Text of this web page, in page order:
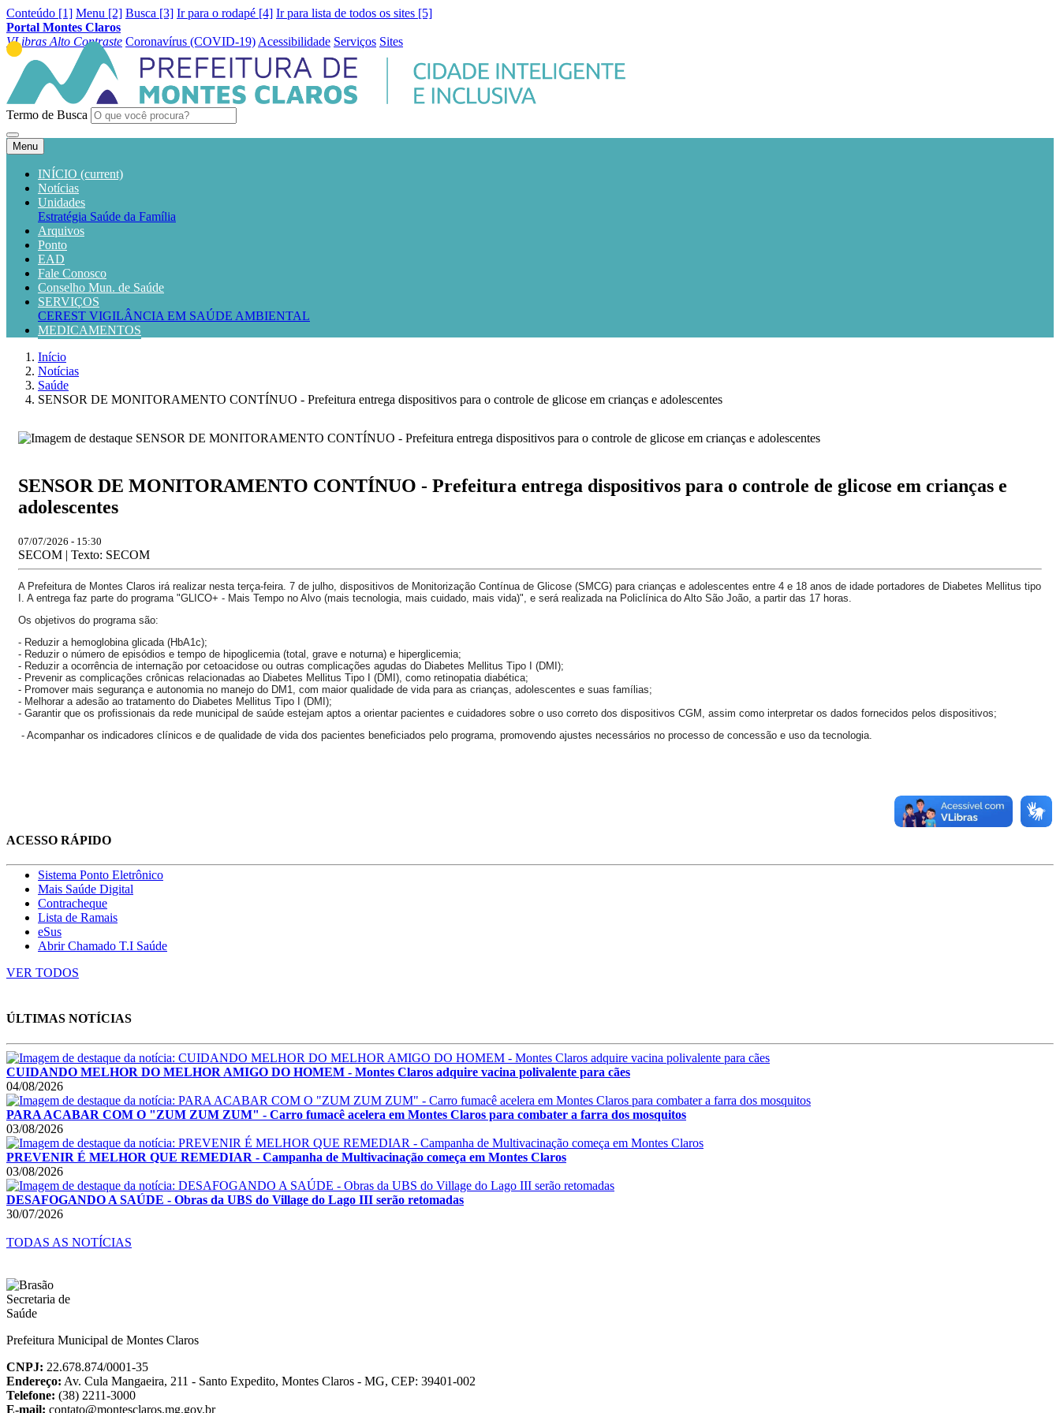
Conteúdo [1] Menu [2] Busca [3] Ir para o rodapé [4] Ir para lista de todos os sites [5]
Portal Montes Claros
VLibras Alto Contraste Coronavírus (COVID-19) Acessibilidade Serviços Sites
Termo de Busca
Menu
INÍCIO (current)
Notícias
Unidades
Estratégia Saúde da Família
Arquivos
Ponto
EAD
Fale Conosco
Conselho Mun. de Saúde
SERVIÇOS
CEREST VIGILÂNCIA EM SAÚDE AMBIENTAL
MEDICAMENTOS
Início
Notícias
Saúde
SENSOR DE MONITORAMENTO CONTÍNUO - Prefeitura entrega dispositivos para o controle de glicose em crianças e adolescentes
SENSOR DE MONITORAMENTO CONTÍNUO - Prefeitura entrega dispositivos para o controle de glicose em crianças e
adolescentes
07/07/2026 - 15:30
SECOM | Texto: SECOM
A Prefeitura de Montes Claros irá realizar nesta terça-feira. 7 de julho, dispositivos de Monitorização Contínua de Glicose (SMCG) para crianças e adolescentes entre 4 e 18 anos de idade portadores de Diabetes Mellitus tipo
I. A entrega faz parte do programa "GLICO+ - Mais Tempo no Alvo (mais tecnologia, mais cuidado, mais vida)", e será realizada na Policlínica do Alto São João, a partir das 17 horas.
Os objetivos do programa são:
- Reduzir a hemoglobina glicada (HbA1c);
- Reduzir o número de episódios e tempo de hipoglicemia (total, grave e noturna) e hiperglicemia;
- Reduzir a ocorrência de internação por cetoacidose ou outras complicações agudas do Diabetes Mellitus Tipo I (DMI);
- Prevenir as complicações crônicas relacionadas ao Diabetes Mellitus Tipo I (DMI), como retinopatia diabética;
- Promover mais segurança e autonomia no manejo do DM1, com maior qualidade de vida para as crianças, adolescentes e suas famílias;
- Melhorar a adesão ao tratamento do Diabetes Mellitus Tipo I (DMI);
- Garantir que os profissionais da rede municipal de saúde estejam aptos a orientar pacientes e cuidadores sobre o uso correto dos dispositivos CGM, assim como interpretar os dados fornecidos pelos dispositivos;
- Acompanhar os indicadores clínicos e de qualidade de vida dos pacientes beneficiados pelo programa, promovendo ajustes necessários no processo de concessão e uso da tecnologia.
ACESSO RÁPIDO
Sistema Ponto Eletrônico
Mais Saúde Digital
Contracheque
Lista de Ramais
eSus
Abrir Chamado T.I Saúde
VER TODOS
ÚLTIMAS NOTÍCIAS
CUIDANDO MELHOR DO MELHOR AMIGO DO HOMEM - Montes Claros adquire vacina polivalente para cães
04/08/2026
PARA ACABAR COM O "ZUM ZUM ZUM" - Carro fumacê acelera em Montes Claros para combater a farra dos mosquitos
03/08/2026
PREVENIR É MELHOR QUE REMEDIAR - Campanha de Multivacinação começa em Montes Claros
03/08/2026
DESAFOGANDO A SAÚDE - Obras da UBS do Village do Lago III serão retomadas
30/07/2026
TODAS AS NOTÍCIAS
Prefeitura Municipal de Montes Claros
CNPJ: 22.678.874/0001-35
Endereço: Av. Cula Mangaeira, 211 - Santo Expedito, Montes Claros - MG, CEP: 39401-002
Telefone: (38) 2211-3000
E-mail: contato@montesclaros.mg.gov.br